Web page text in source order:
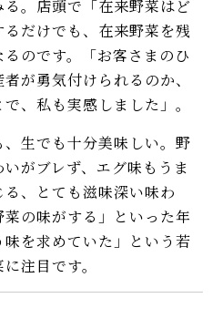
。店頭で「在来野菜はど
だけでも、在来野菜を残
のです。「お客さまのひ
が勇気付けられるのか、
、私も実感しました」。
生でも十分美味しい。野
がブレず、エグ味もうま
、とても滋味深い味わ
の味がする」といった年
を求めていた」という若
注目です。